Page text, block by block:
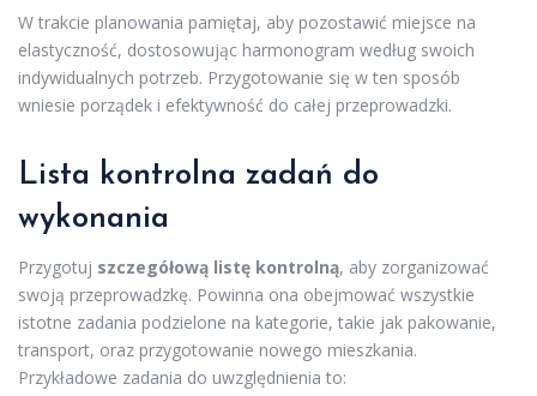
W trakcie planowania pamiętaj, aby pozostawić miejsce na
elastyczność, dostosowując harmonogram według swoich
indywidualnych potrzeb. Przygotowanie się w ten sposób
wniesie porządek i efektywność do całej przeprowadzki.
Lista kontrolna zadań do
wykonania
Przygotuj szczegółową listę kontrolną, aby zorganizować
swoją przeprowadzkę. Powinna ona obejmować wszystkie
istotne zadania podzielone na kategorie, takie jak pakowanie,
transport, oraz przygotowanie nowego mieszkania.
Przykładowe zadania do uwzględnienia to: